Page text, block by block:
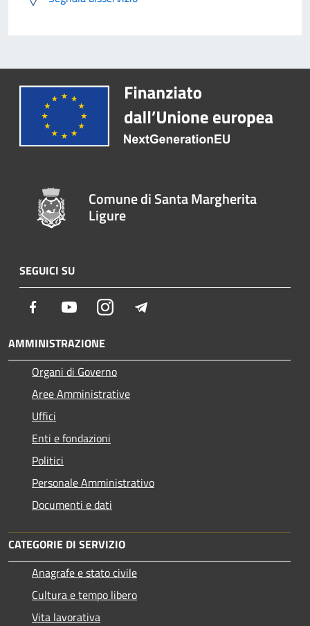
Comune di Santa Margherita
Ligure
SEGUICI SU
Facebook YoutubeInstagram
AMMINISTRAZIONE
Organi di Governo
Aree Amministrative
Uffici
Enti e fondazioni
Politici
Personale Amministrativo
Documenti e dati
CATEGORIE DI SERVIZIO
Anagrafe e stato civile
Cultura e tempo libero
Vita lavorativa